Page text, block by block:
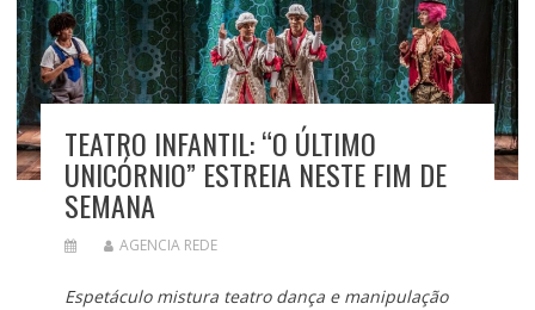
TEATRO INFANTIL: “O ÚLTIMO
UNICÓRNIO” ESTREIA NESTE FIM DE
SEMANA
AGENCIA REDE
Espetáculo mistura teatro dança e manipulação